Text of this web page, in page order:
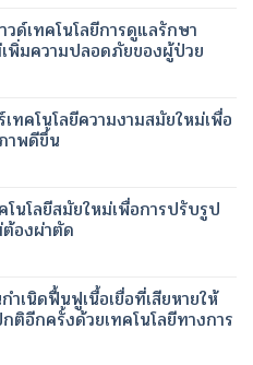
ด์เทคโนโลยีการดูแลรักษา
พิ่มความปลอดภัยของผู้ป่วย
ทคโนโลยีความงามสมัยใหม่เพื่อ
าพดีขึ้น
นโลยีสมัยใหม่เพื่อการปรับรูป
ต้องผ่าตัด
เนิดฟื้นฟูเนื้อเยื่อที่เสียหายให้
ติอีกครั้งด้วยเทคโนโลยีทางการ